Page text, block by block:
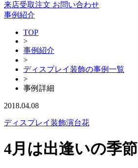
来店受取注文 お問い合わせ
事例紹介
TOP
>
事例紹介
>
ディスプレイ装飾の事例一覧
>
事例詳細
2018.04.08
ディスプレイ装飾演台花
4月は出逢いの季節